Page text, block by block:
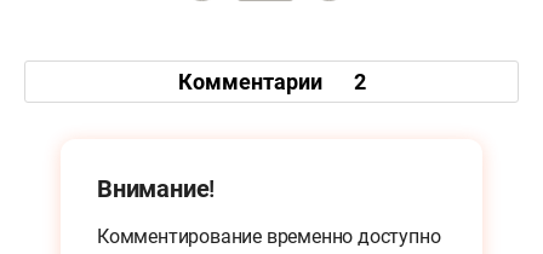
Комментарии 2
Внимание!
Комментирование временно доступно